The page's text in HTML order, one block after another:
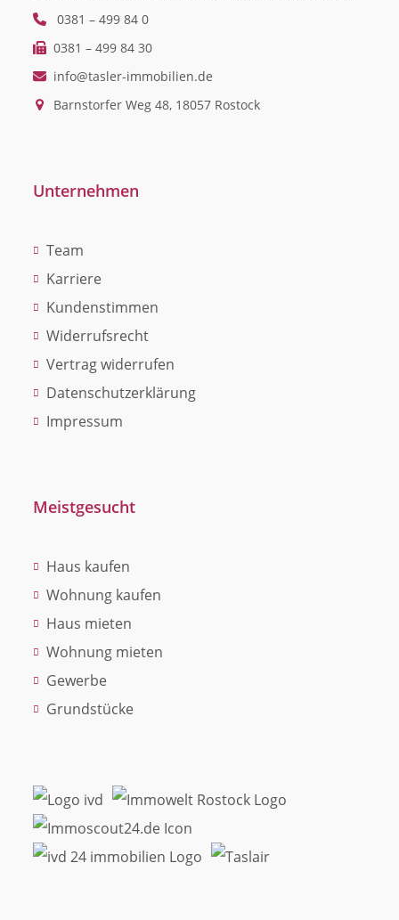
0381 – 499 84 0
0381 – 499 84 30
info@tasler-immobilien.de
Barnstorfer Weg 48, 18057 Rostock
Unternehmen
Team
Karriere
Kundenstimmen
Widerrufsrecht
Vertrag widerrufen
Datenschutzerklärung
Impressum
Meistgesucht
Haus kaufen
Wohnung kaufen
Haus mieten
Wohnung mieten
Gewerbe
Grundstücke